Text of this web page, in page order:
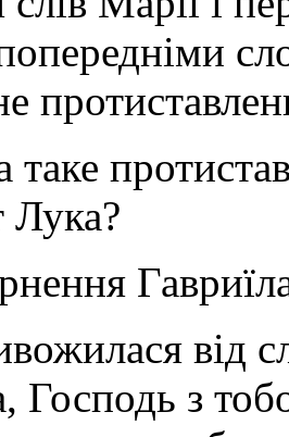
Лука?
від
Господь з